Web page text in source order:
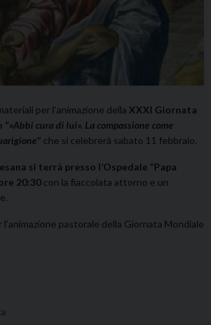
per l’animazione della XXXI Giornata
“«Abbi cura di lui». La compassione come
“ che si celebrerà sabato 11 febbraio.
si terrà presso l’Ospedale “Papa
20:30con la fiaccolata attorno e un
l’animazione pastorale della Giornata Mondiale